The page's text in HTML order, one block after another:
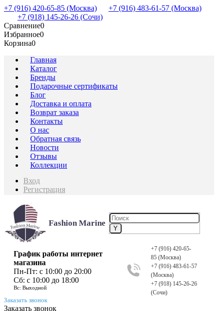
+7 (916) 420-65-85 (Москва)
+7 (916) 483-61-57 (Москва)
+7 (918) 145-26-26 (Сочи)
Сравнение0
Избранное0
Корзина0
Главная
Каталог
Бренды
Подарочные сертификаты
Блог
Доставка и оплата
Возврат заказа
Контакты
О нас
Обратная связь
Новости
Отзывы
Коллекции
Вход
Регистрация
Fashion Marine
График работы интернет
магазина
Пн-Пт: с 10:00 до 20:00
Сб: с 10:00 до 18:00
Вс: Выходной
+7 (916) 420-65-
85 (Москва)
+7 (916) 483-61-57
(Москва)
+7 (918) 145-26-26
(Сочи)
Заказать звонок
Заказать звонок